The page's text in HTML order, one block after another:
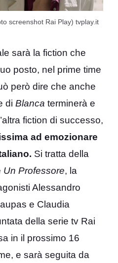
screenshot Rai Play) tvplay.it
sarà la fiction che
posto, nel prime time
però dire che anche
di Blanca terminerà e
fiction di successo,
ad emozionare
Si tratta della
Un Professore, la
Alessandro
e Claudia
della serie tv Rai
in il prossimo 16
e sarà seguita da